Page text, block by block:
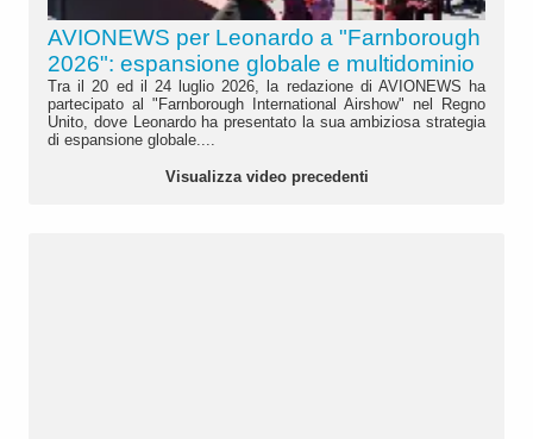
AVIONEWS per Leonardo a "Farnborough
2026": espansione globale e multidominio
Tra il 20 ed il 24 luglio 2026, la redazione di AVIONEWS ha
partecipato al "Farnborough International Airshow" nel Regno
Unito, dove Leonardo ha presentato la sua ambiziosa strategia
di espansione globale....
Visualizza video precedenti